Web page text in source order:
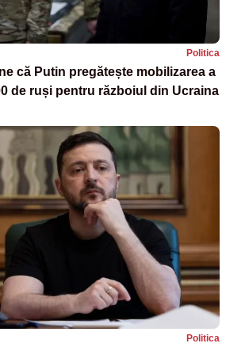
Politica
că Putin pregătește mobilizarea a
de ruși pentru războiul din Ucraina
Politica